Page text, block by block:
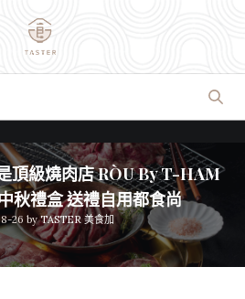
頂級燒肉店 RÒU By T-HAM
秋禮盒 送禮自用都食尚
26 by TASTER 美食加